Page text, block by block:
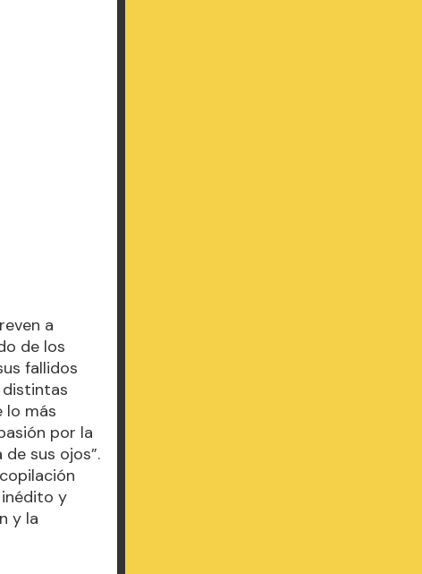
a
de los
fallidos
lo más
por la
sus ojos”.
y
y la